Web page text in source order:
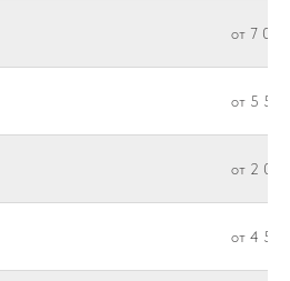
от 7
от 5
от 2
от 4